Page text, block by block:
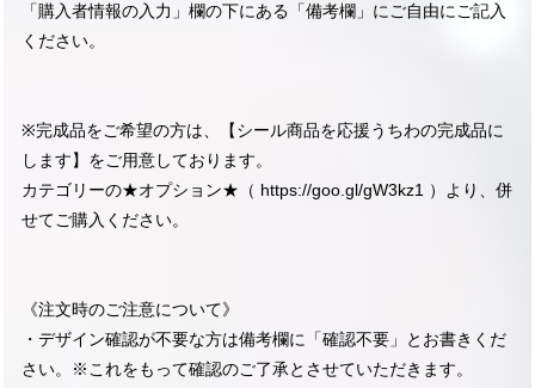
「購入者情報の入力」欄の下にある「備考欄」にご自由にご記入
ください。
※完成品をご希望の方は、【シール商品を応援うちわの完成品に
します】をご用意しております。
カテゴリーの★オプション★（ https://goo.gl/gW3kz1 ）より、併
せてご購入ください。
《注文時のご注意について》
・デザイン確認が不要な方は備考欄に「確認不要」とお書きくだ
さい。※これをもって確認のご了承とさせていただきます。